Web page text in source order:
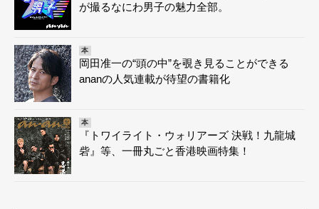
が撮るなにわ男子の魅力全部。
本
岡田准一の“頭の中”を覗き見ることができる
ananの人気連載が待望の書籍化
本
『トワイライト・ウォリアーズ 決戦！九龍城
砦』等、一冊丸ごと香港映画特集！